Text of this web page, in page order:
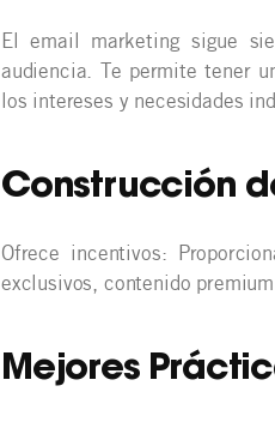
El email marketing sigue
audiencia. Te permite tener
los intereses y necesidades
Construcción
Ofrece incentivos:
exclusivos, contenido
Mejores